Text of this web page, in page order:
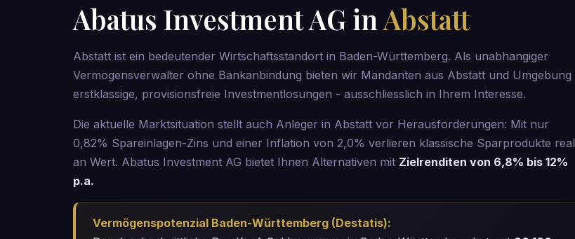
Abatus Investment AG inAbstatt
Abstatt ist ein bedeutender Wirtschaftsstandort in Baden-Württemberg. Als unabhangiger
Vermogensverwalter ohne Bankanbindung bieten wir Mandanten aus Abstatt und Umgebung
erstklassige, provisionsfreie Investmentlosungen - ausschliesslich in Ihrem Interesse.
Die aktuelle Marktsituation stellt auch Anleger in Abstatt vor Herausforderungen: Mit nur
0,82% Spareinlagen-Zins und einer Inflation von 2,0% verlieren klassische Sparprodukte real
an Wert. Abatus Investment AG bietet Ihnen Alternativen mit Zielrenditen von 6,8% bis 12%
p.a.
Vermögenspotenzial Baden-Württemberg (Destatis):